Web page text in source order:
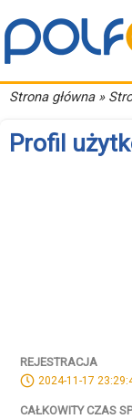
Strona główna»
Profil
REJESTRACJA
2024-11-17
CAŁKOWITY CZAS